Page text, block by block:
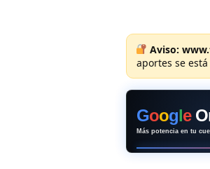
Aviso:
aportes se
Google
Más potencia en tu